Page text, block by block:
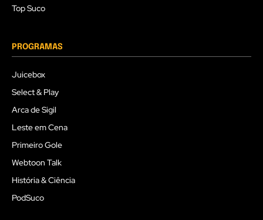
Top Suco
PROGRAMAS
Juicebox
Select & Play
Arca de Sigil
Leste em Cena
Primeiro Gole
Webtoon Talk
História & Ciência
PodSuco